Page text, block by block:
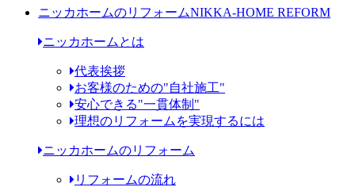
ニッカホームのリフォームNIKKA-HOME REFORM
ニッカホームとは
代表挨拶
お客様のための"自社施工"
安心できる"一貫体制"
理想のリフォームを実現するには
ニッカホームのリフォーム
リフォームの流れ